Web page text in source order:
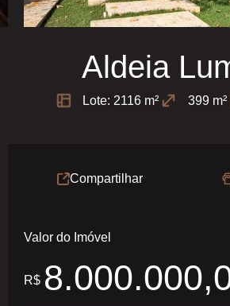
Aldeia
Lote: 2116 m² 399 m²
Compartilhar
Valor do Imóvel
R$